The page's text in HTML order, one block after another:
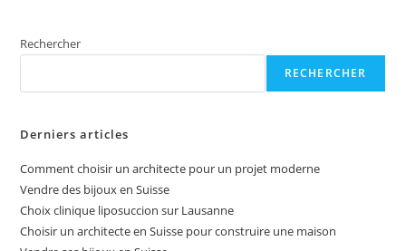
Rechercher
RECHERCHER
Derniers articles
Comment choisir un architecte pour un projet moderne
Vendre des bijoux en Suisse
Choix clinique liposuccion sur Lausanne
Choisir un architecte en Suisse pour construire une maison